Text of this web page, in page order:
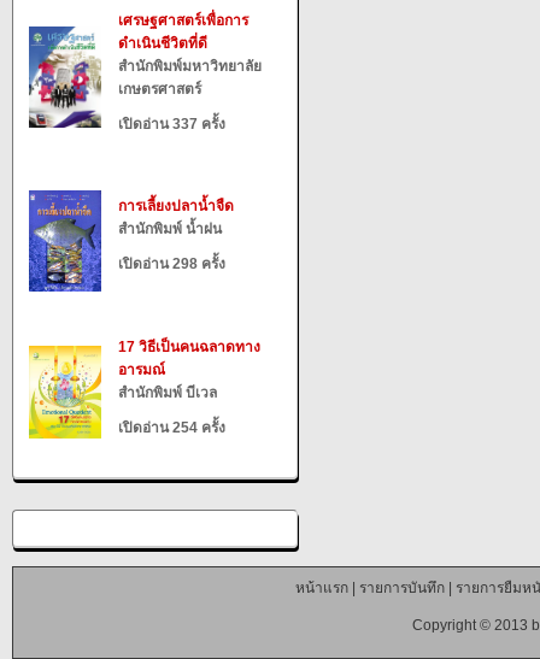
เศรษฐศาสตร์เพื่อการ
ดำเนินชีวิตที่ดี
สำนักพิมพ์มหาวิทยาลัย
เกษตรศาสตร์
เปิดอ่าน 337 ครั้ง
การเลี้ยงปลาน้ำจืด
สำนักพิมพ์ น้ำฝน
เปิดอ่าน 298 ครั้ง
17 วิธีเป็นคนฉลาดทาง
อารมณ์
สำนักพิมพ์ บีเวล
เปิดอ่าน 254 ครั้ง
หน้าแรก| รายการบันทึก| รายการยืมห
Copyright © 2013